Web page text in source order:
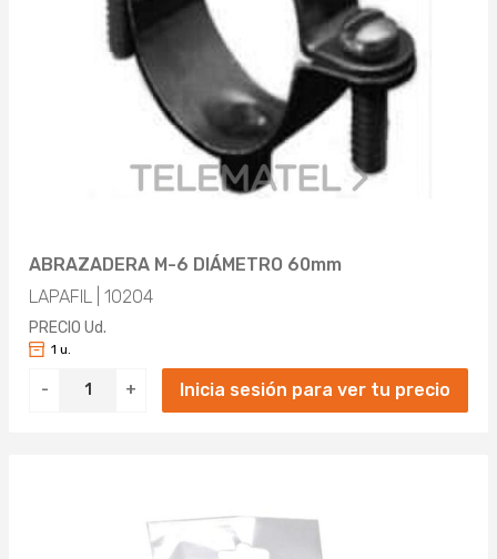
ABRAZADERA M-6 DIÁMETRO 60mm
LAPAFIL | 10204
PRECIO Ud.
- +
1 u.
Inicia sesión para ver tu precio